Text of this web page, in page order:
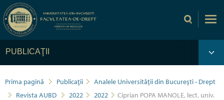
PUBLICAŢII
Prima pagină Publicaţii
Analele Universității din București - Drept
Revista AUBD
2022 2022
Ciprian POPA MANOLE, lect. univ.